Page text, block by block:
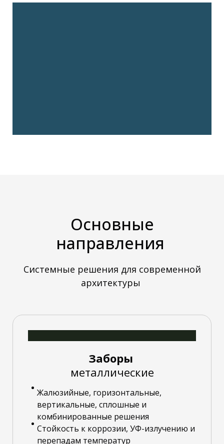
Основные
направления
Системные решения для современной
архитектуры
Заборы
металлические
Жалюзийные, горизонтальные,
вертикальные, сплошные и
комбинированные решения
Стойкость к коррозии, УФ-излучению и
перепадам температур